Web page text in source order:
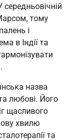
середньовічній
тому
і
в Індії та
назва
любові. Його
щасливого
хвилю
та